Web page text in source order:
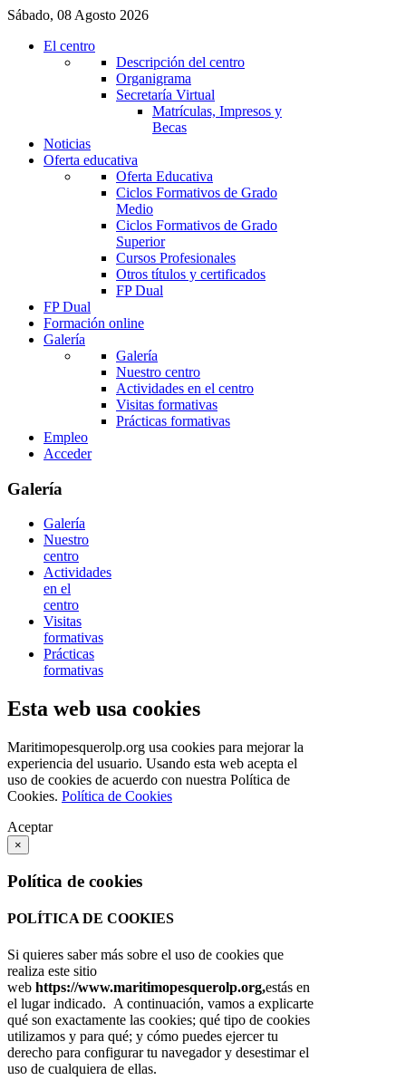
Sábado, 08 Agosto 2026
El centro
Descripción del centro
Organigrama
Secretaría Virtual
Matrículas, Impresos y
Becas
Noticias
Oferta educativa
Oferta Educativa
Ciclos Formativos de Grado
Medio
Ciclos Formativos de Grado
Superior
Cursos Profesionales
Otros títulos y certificados
FP Dual
FP Dual
Formación online
Galería
Galería
Nuestro centro
Actividades en el centro
Visitas formativas
Prácticas formativas
Empleo
Acceder
Galería
Galería
Nuestro
centro
Actividades
en el
centro
Visitas
formativas
Prácticas
formativas
Esta web usa cookies
Maritimopesquerolp.org usa cookies para mejorar la
experiencia del usuario. Usando esta web acepta el
uso de cookies de acuerdo con nuestra Política de
Cookies. Política de Cookies
Aceptar
×
Política de cookies
POLÍTICA DE COOKIES
Si quieres saber más sobre el uso de cookies que
realiza este sitio
web https://www.maritimopesquerolp.org,estás en
el lugar indicado. A continuación, vamos a explicarte
qué son exactamente las cookies; qué tipo de cookies
utilizamos y para qué; y cómo puedes ejercer tu
derecho para configurar tu navegador y desestimar el
uso de cualquiera de ellas.